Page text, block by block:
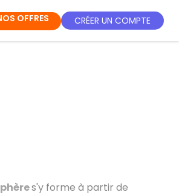
OFFRES CRÉER UN COMPTE
s'y forme à partir de